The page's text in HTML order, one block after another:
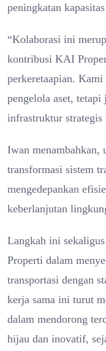
peningkatan
“Kolaborasi ini
kontribusi KAI
perkeretaapian.
pengelola aset, tetapi
infrastruktur strategis
Iwan menambahkan,
transformasi sistem
mengedepankan
keberlanjutan
Langkah ini
Properti dalam
transportasi dengan
kerja sama ini turut
dalam mendorong
hijau dan inovatif,